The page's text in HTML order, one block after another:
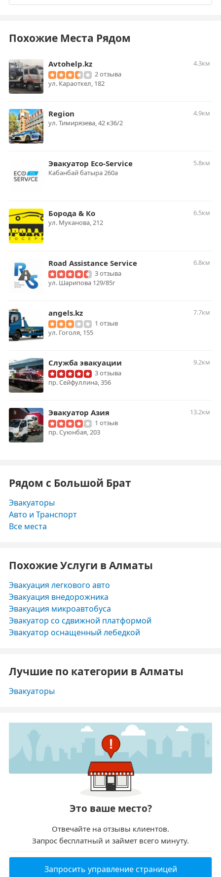
Похожие Места Рядом
Avtohelp.kz
4.3км
2 отзыва
​ул. Караоткел, 182
Region
4.9км
ул. Тимирязева, 42 к36/2
Эвакуатор Eco-Service
5.8км
Кабанбай батыра 260а
Борода & Ко
6.5км
ул. Муканова, 212
Road Assistance Service
6.8км
3 отзыва
ул. Шарипова 129/85г
angels.kz
7.7км
1 отзыв
ул. Гоголя, 155
Служба эвакуации
9.2км
3 отзыва
пр. Сейфуллина, 356
Эвакуатор Азия
13.2км
1 отзыв
​пр. Суюнбая, 203
Рядом с Большой Брат
Эвакуаторы
Авто и Транспорт
Все места
Похожие Услуги в Алматы
Эвакуация легкового авто
Эвакуация внедорожника
Эвакуация микроавтобуса
Эвакуатор со сдвижной платформой
Эвакуатор оснащенный лебедкой
Лучшие по категории в Алматы
Эвакуаторы
Это ваше место?
Отвечайте на отзывы клиентов.
Запрос бесплатный и займет всего минуту.
Запросить управление страницей